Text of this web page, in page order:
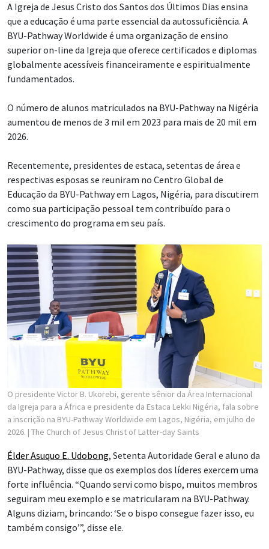
A Igreja de Jesus Cristo dos Santos dos Últimos Dias ensina
que a educação é uma parte essencial da autossuficiência. A
BYU-Pathway Worldwide é uma organização de ensino
superior on-line da Igreja que oferece certificados e diplomas
globalmente acessíveis financeiramente e espiritualmente
fundamentados.
O número de alunos matriculados na BYU-Pathway na Nigéria
aumentou de menos de 3 mil em 2023 para mais de 20 mil em
2026.
Recentemente, presidentes de estaca, setentas de área e
respectivas esposas se reuniram no Centro Global de
Educação da BYU-Pathway em Lagos, Nigéria, para discutirem
como sua participação pessoal tem contribuído para o
crescimento do programa em seu país.
O presidente Victor B. Ukorebi, gerente sênior da Área Internacional
da Igreja para a África e presidente da Estaca Lekki Nigéria, fala sobre
a inscrição na BYU-Pathway Worldwide em Lagos, Nigéria, em julho de
2026. | The Church of Jesus Christ of Latter-day Saints
Élder Asuquo E. Udobong, Setenta Autoridade Geral e aluno da
BYU-Pathway, disse que os exemplos dos líderes exercem uma
forte influência. “Quando servi como bispo, muitos membros
seguiram meu exemplo e se matricularam na BYU-Pathway.
Alguns diziam, brincando: ‘Se o bispo consegue fazer isso, eu
também consigo’”, disse ele.